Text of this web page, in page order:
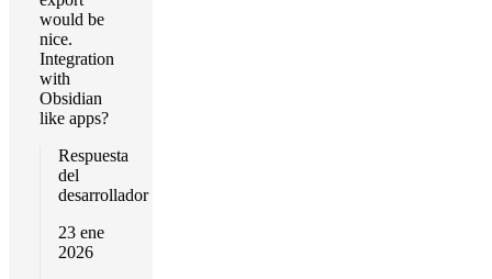
would be
nice.
Integration
with
Obsidian
like apps?
Respuesta
del
desarrollador
23 ene
2026